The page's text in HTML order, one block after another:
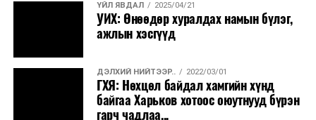
ДЭЛХИЙ НИЙТЭЭР..
“Уралдронзавод” компанийн ерөнхий
захирлын автомашиныг дэлбэлжээ...
ҮЙЛ ЯВДАЛ 2026/08/06
Сүхбаатар боомтоор тав хоногт 10 мянга гаруй
тонн АИ-92 автобензин и...
ҮЙЛ ЯВДАЛ 2025/04/21
УИХ: Өнөөдөр хуралдах намын бүлэг,
ажлын хэсгүүд
ДЭЛХИЙ НИЙТЭЭР.. 2022/03/01
ГХЯ: Нөхцөл байдал хамгийн хүнд
байгаа Харьков хотоос оюутнууд бүрэн
гарч чадлаа...